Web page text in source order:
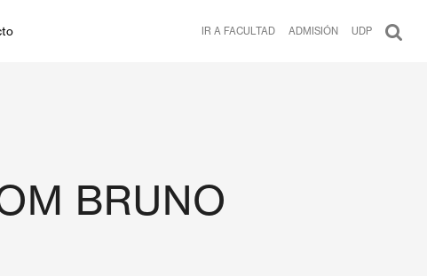
IR A FACULTAD ADMISIÓN UDP
BRUNO